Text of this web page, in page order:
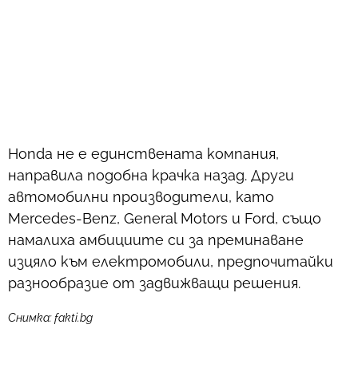
Honda не е единствената компания,
направила подобна крачка назад. Други
автомобилни производители, като
Mercedes-Benz, General Motors и Ford, също
намалиха амбициите си за преминаване
изцяло към електромобили, предпочитайки
разнообразие от задвижващи решения.
Снимка: fakti.bg